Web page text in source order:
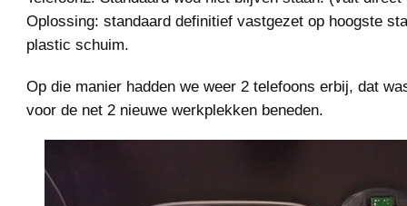
Oplossing: standaard definitief vastgezet op hoogste
plastic schuim.
Op die manier hadden we weer 2 telefoons erbij, dat
voor de net 2 nieuwe werkplekken beneden.